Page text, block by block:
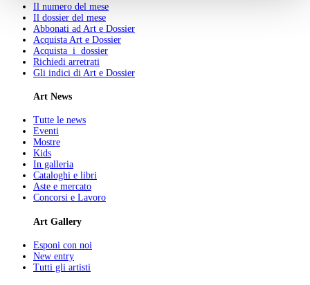
Il numero del mese
Il dossier del mese
Abbonati ad Art e Dossier
Acquista Art e Dossier
Acquista i dossier
Richiedi arretrati
Gli indici di Art e Dossier
Art News
Tutte le news
Eventi
Mostre
Kids
In galleria
Cataloghi e libri
Aste e mercato
Concorsi e Lavoro
Art Gallery
Esponi con noi
New entry
Tutti gli artisti